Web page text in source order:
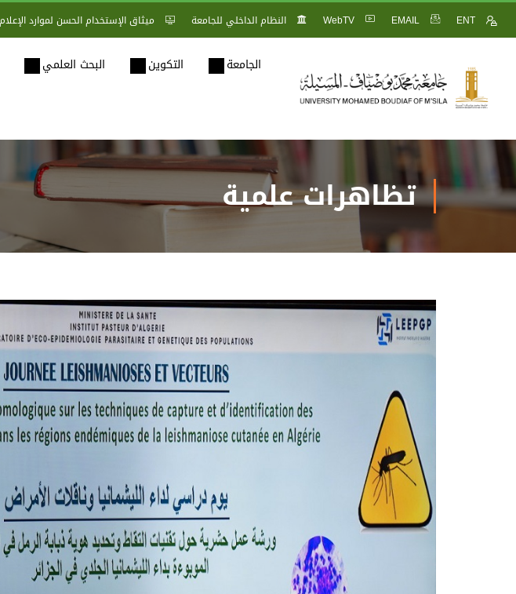
ENT
EMAIL
WebTV النظام الداخلي للجامعة ميثاق الإستخدام الحسن لموارد
الجامعة التكوين البحث العلمي
تظاهرات علمية